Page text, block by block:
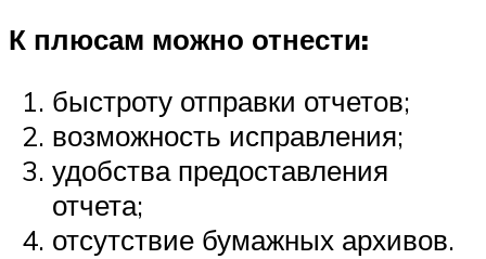
К плюсам можно отнести:
быстроту отправки отчетов;
возможность исправления;
удобства предоставления
отчета;
отсутствие бумажных архивов.